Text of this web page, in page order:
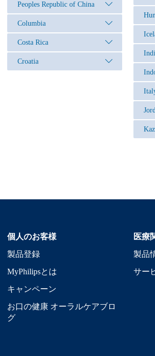
Peoples Republic of China
Columbia
Costa Rica
Croatia
個人のお客様
製品登録
MyPhilipsとは
キャンペーン
お口の健康 オーラルケアブロ
グ
医療
製品
サー